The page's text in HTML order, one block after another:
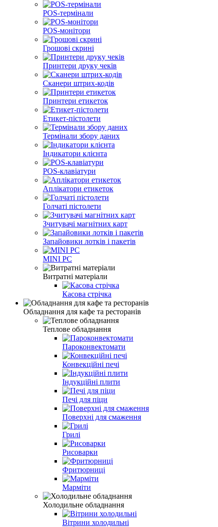
POS-термінали
POS-монітори
Грошові скрині
Принтери друку чеків
Сканери штрих-кодів
Принтери етикеток
Етикет-пістолети
Термінали збору даних
Індикатори клієнта
POS-клавіатури
Аплікатори етикеток
Голчаті пістолети
Зчитувачі магнітних карт
Запайовики лотків і пакетів
MINI PC
Витратні матеріали
Касова стрічка
Обладнання для кафе та ресторанів
Теплове обладнання
Пароконвектомати
Конвекційні печі
Індукційні плити
Печі для піци
Поверхні для смаження
Грилі
Рисоварки
Фритюрниці
Марміти
Холодильне обладнання
Вітрини холодильні